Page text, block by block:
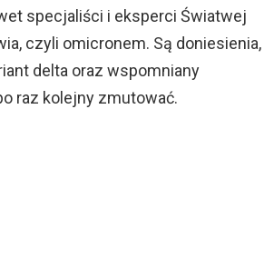
specjaliści i eksperci Światwej
czyli omicronem. Są doniesienia,
delta oraz wspomniany
raz kolejny zmutować.